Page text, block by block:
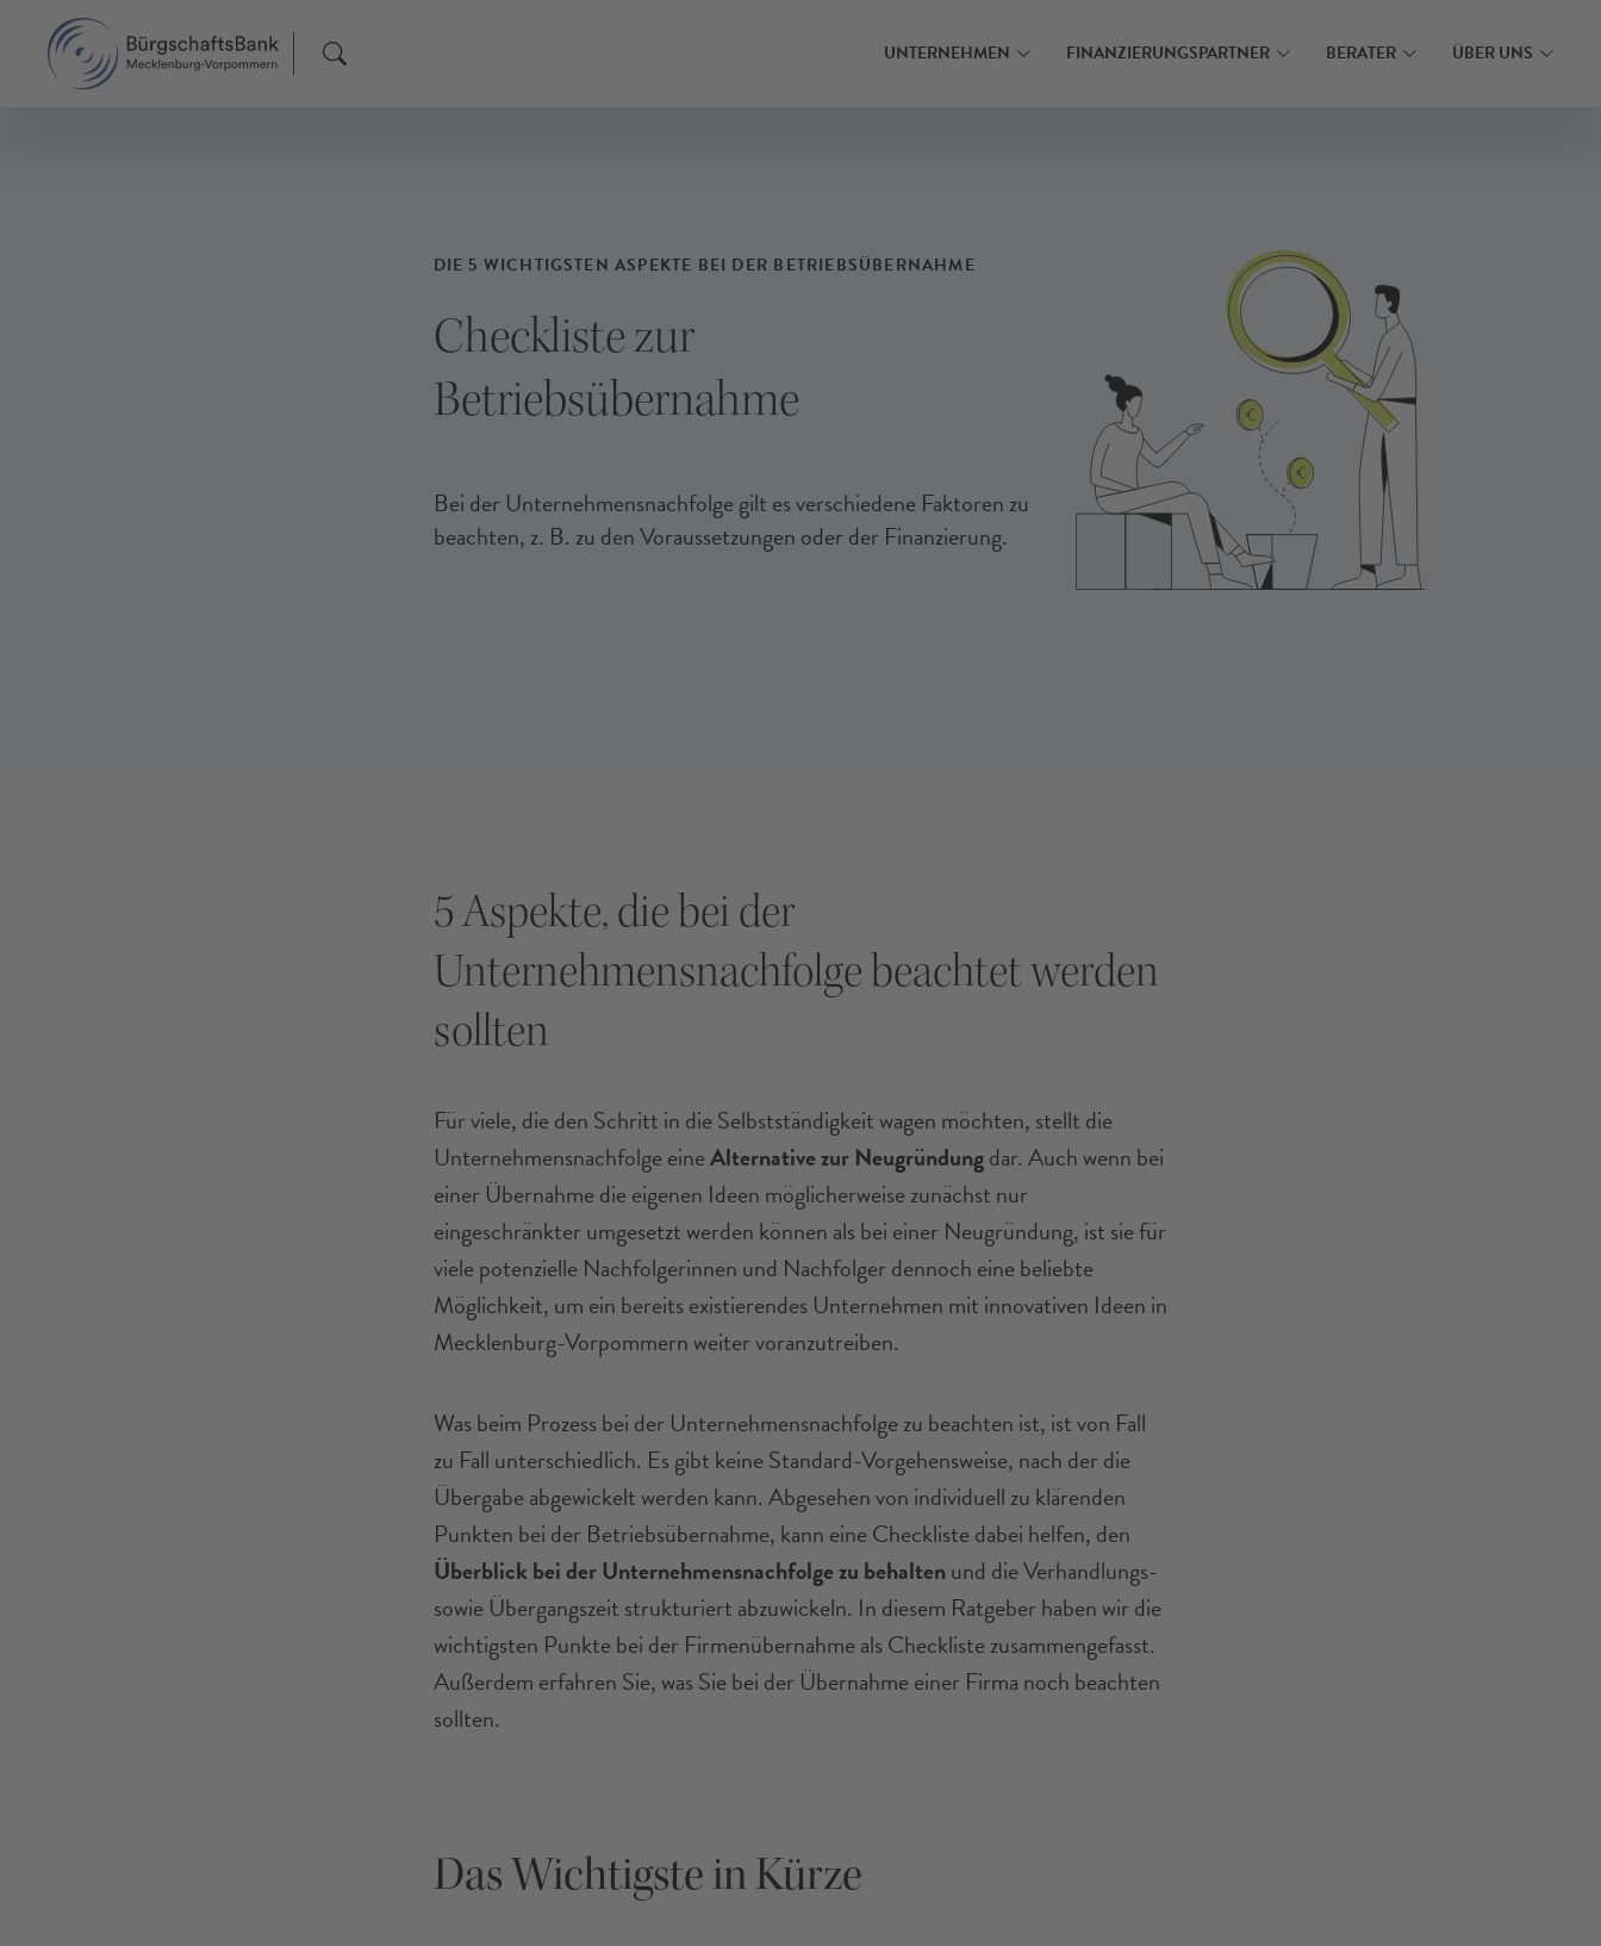
UNTERNEHMEN FINANZIERUNGSPARTNER BERATER ÜBER UNS
DIE 5 WICHTIGSTEN ASPEKTE BEI DER BETRIEBSÜBERNAHME
Checkliste zur
Betriebsübernahme
Bei der Unternehmensnachfolge gilt es verschiedene Faktoren zu
beachten, z. B. zu den Voraussetzungen oder der Finanzierung.
5 Aspekte, die bei der
Unternehmensnachfolge beachtet werden
sollten
Für viele, die den Schritt in die Selbstständigkeit wagen möchten, stellt die
Unternehmensnachfolge eineAlternative zur Neugründungdar. Auch wenn bei
einer Übernahme die eigenen Ideen möglicherweise zunächst nur
eingeschränkter umgesetzt werden können als bei einer Neugründung, ist sie für
viele potenzielle Nachfolgerinnen und Nachfolger dennoch eine beliebte
Möglichkeit, um ein bereits existierendes Unternehmen mit innovativen Ideen in
Mecklenburg-Vorpommern weiter voranzutreiben.
Was beim Prozess bei der Unternehmensnachfolge zu beachten ist, ist von Fall
zu Fall unterschiedlich. Es gibt keine Standard-Vorgehensweise, nach der die
Übergabe abgewickelt werden kann. Abgesehen von individuell zu klärenden
Punkten bei der Betriebsübernahme, kann eine Checkliste dabei helfen, den
Überblick bei der Unternehmensnachfolge zu behaltenund die Verhandlungs-
sowie Übergangszeit strukturiert abzuwickeln. In diesem Ratgeber haben wir die
wichtigsten Punkte bei der Firmenübernahme als Checkliste zusammengefasst.
Außerdem erfahren Sie, was Sie bei der Übernahme einer Firma noch beachten
sollten.
Das Wichtigste in Kürze